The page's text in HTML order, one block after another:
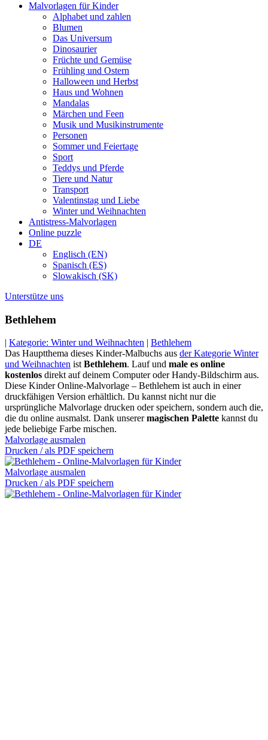
Malvorlagen für Kinder
Alphabet und zahlen
Blumen
Das Universum
Dinosaurier
Früchte und Gemüse
Frühling und Ostern
Halloween und Herbst
Haus und Wohnen
Mandalas
Märchen und Feen
Musik und Musikinstrumente
Personen
Sommer und Feiertage
Sport
Teddys und Pferde
Tiere und Natur
Transport
Valentinstag und Liebe
Winter und Weihnachten
Antistress-Malvorlagen
Online puzzle
DE
Englisch (EN)
Spanisch (ES)
Slowakisch (SK)
Unterstütze uns
Bethlehem
| Kategorie: Winter und Weihnachten | Bethlehem
Das Hauptthema dieses Kinder-Malbuchs aus der Kategorie Winter
und Weihnachten istBethlehem. Lauf und male es online
kostenlos direkt auf deinem Computer oder Handy-Bildschirm aus.
Diese Kinder Online-Malvorlage – Bethlehem ist auch in einer
druckfähigen Version erhältlich. Du kannst nicht nur die
ursprüngliche Malvorlage drucken oder speichern, sondern auch die,
die du online ausmalst. Dank unserermagischen Palette kannst du
jede beliebige Farbe mischen.
Malvorlage ausmalen
Drucken / als PDF speichern
Malvorlage ausmalen
Drucken / als PDF speichern